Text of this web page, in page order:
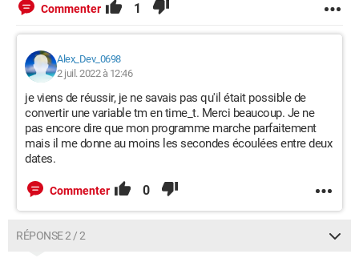
Commenter 1
Alex_Dev_0698
2 juil. 2022 à 12:46
je viens de réussir, je ne savais pas qu'il était possible de
convertir une variable tm en time_t. Merci beaucoup. Je ne
pas encore dire que mon programme marche parfaitement
mais il me donne au moins les secondes écoulées entre deux
dates.
Commenter 0
RÉPONSE 2 / 2